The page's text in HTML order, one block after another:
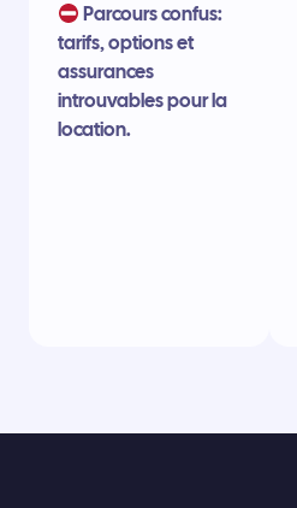
Parcours confus:
tarifs, options et
assurances
introuvables pour la
location.